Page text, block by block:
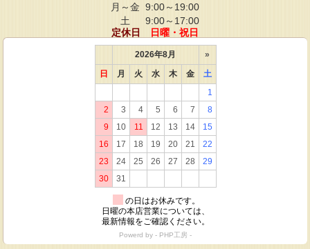
月～金 9:00～19:00
土
9:00～17:00
定休日
日曜・祝日